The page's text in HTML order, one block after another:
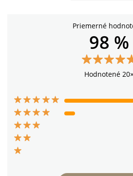
Priemerné
98 %
Hodnotené 20×